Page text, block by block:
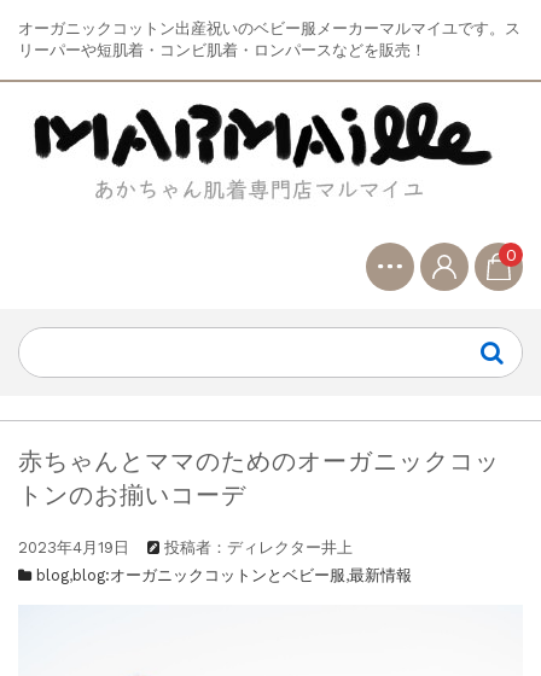
オーガニックコットン出産祝いのベビー服メーカーマルマイユです。ス
リーパーや短肌着・コンビ肌着・ロンパースなどを販売！
0
赤ちゃんとママのためのオーガニックコッ
トンのお揃いコーデ
2023年4月19日
投稿者：ディレクター井上
blog,blog:オーガニックコットンとベビー服,最新情報